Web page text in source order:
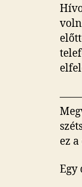
ez
Egy